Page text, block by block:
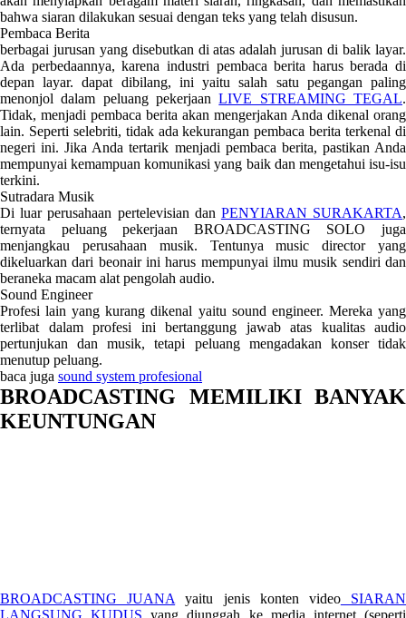
bahwa siaran dilakukan sesuai dengan teks yang telah disusun.
Pembaca Berita
berbagai jurusan yang disebutkan di atas adalah jurusan di balik layar.
Ada perbedaannya, karena industri pembaca berita harus berada di
depan layar. dapat dibilang, ini yaitu salah satu pegangan paling
menonjol dalam peluang pekerjaanLIVE STREAMING TEGAL.
Tidak, menjadi pembaca berita akan mengerjakan Anda dikenal orang
lain. Seperti selebriti, tidak ada kekurangan pembaca berita terkenal di
negeri ini. Jika Anda tertarik menjadi pembaca berita, pastikan Anda
mempunyai kemampuan komunikasi yang baik dan mengetahui isu-isu
terkini.
Sutradara Musik
Di luar perusahaan pertelevisian dan PENYIARAN SURAKARTA,
ternyata peluang pekerjaan BROADCASTING SOLO juga
menjangkau perusahaan musik. Tentunya music director yang
dikeluarkan dari beonair ini harus mempunyai ilmu musik sendiri dan
beraneka macam alat pengolah audio.
Sound Engineer
Profesi lain yang kurang dikenal yaitu sound engineer. Mereka yang
terlibat dalam profesi ini bertanggung jawab atas kualitas audio
pertunjukan dan musik, tetapi peluang mengadakan konser tidak
menutup peluang.
baca juga sound system profesional
BROADCASTING MEMILIKI BANYAK
KEUNTUNGAN
BROADCASTING JUANA yaitu jenis konten videoSIARAN
LANGSUNG KUDUS yang diunggah ke media internet (seperti